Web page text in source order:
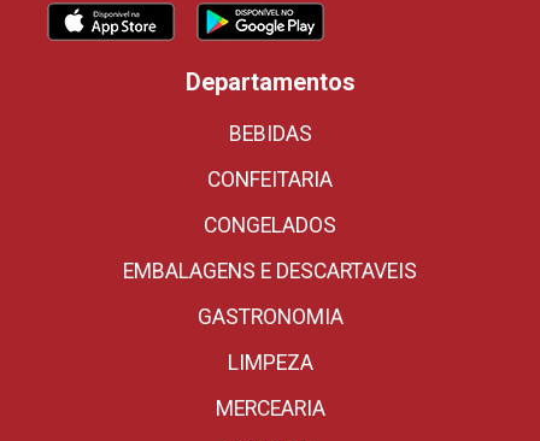
Departamentos
BEBIDAS
CONFEITARIA
CONGELADOS
EMBALAGENS E DESCARTAVEIS
GASTRONOMIA
LIMPEZA
MERCEARIA